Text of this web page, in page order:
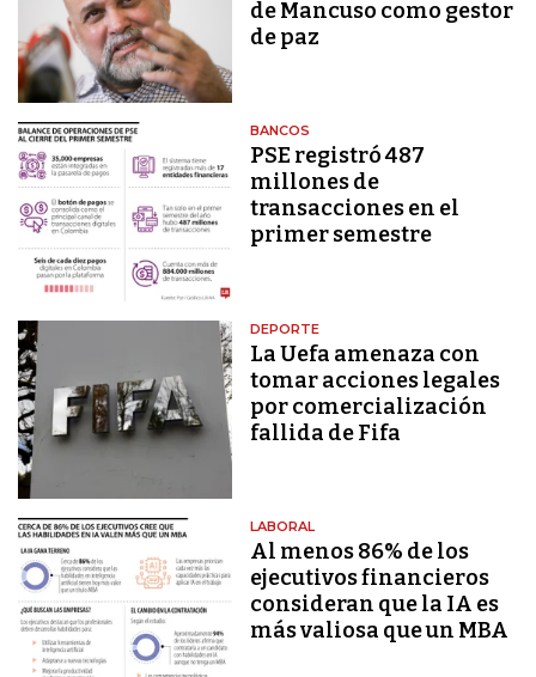
de Mancuso como gestor
de paz
BANCOS
PSE registró 487
millones de
transacciones en el
primer semestre
DEPORTE
La Uefa amenaza con
tomar acciones legales
por comercialización
fallida de Fifa
LABORAL
Al menos 86% de los
ejecutivos financieros
consideran que la IA es
más valiosa que un MBA